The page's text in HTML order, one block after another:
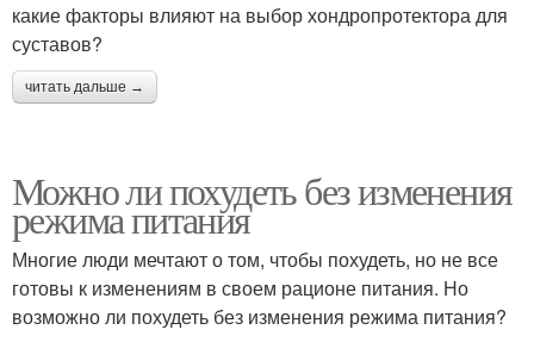
какие факторы влияют на выбор хондропротектора для
суставов?
читать дальше →
Можно ли похудеть без изменения
режима питания
Многие люди мечтают о том, чтобы похудеть, но не все
готовы к изменениям в своем рационе питания. Но
возможно ли похудеть без изменения режима питания?